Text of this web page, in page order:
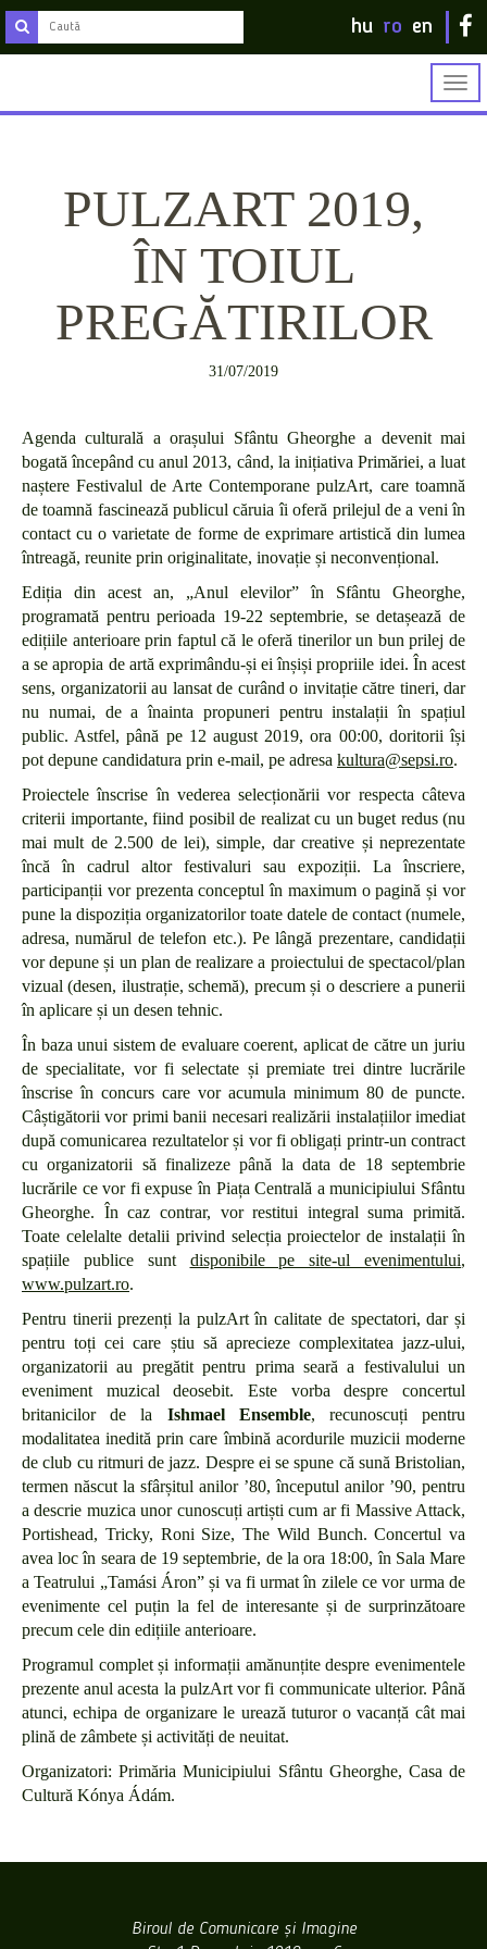
hu ro en
PULZART 2019,
ÎN TOIUL
PREGĂTIRILOR
31/07/2019
Agenda culturală a orașului Sfântu Gheorghe a devenit mai
bogată începând cu anul 2013, când, la inițiativa Primăriei, a luat
naștere Festivalul de Arte Contemporane pulzArt, care toamnă
de toamnă fascinează publicul căruia îi oferă prilejul de a veni în
contact cu o varietate de forme de exprimare artistică din lumea
întreagă, reunite prin originalitate, inovație și neconvențional.
Ediția din acest an, „Anul elevilor” în Sfântu Gheorghe,
programată pentru perioada 19-22 septembrie, se detașează de
edițiile anterioare prin faptul că le oferă tinerilor un bun prilej de
a se apropia de artă exprimându-și ei înșiși propriile idei. În acest
sens, organizatorii au lansat de curând o invitație către tineri, dar
nu numai, de a înainta propuneri pentru instalații în spațiul
public. Astfel, până pe 12 august 2019, ora 00:00, doritorii își
pot depune candidatura prin e-mail, pe adresa kultura@sepsi.ro.
Proiectele înscrise în vederea selecționării vor respecta câteva
criterii importante, fiind posibil de realizat cu un buget redus (nu
mai mult de 2.500 de lei), simple, dar creative și neprezentate
încă în cadrul altor festivaluri sau expoziții. La înscriere,
participanții vor prezenta conceptul în maximum o pagină și vor
pune la dispoziția organizatorilor toate datele de contact (numele,
adresa, numărul de telefon etc.). Pe lângă prezentare, candidații
vor depune și un plan de realizare a proiectului de spectacol/plan
vizual (desen, ilustrație, schemă), precum și o descriere a punerii
în aplicare și un desen tehnic.
În baza unui sistem de evaluare coerent, aplicat de către un juriu
de specialitate, vor fi selectate și premiate trei dintre lucrările
înscrise în concurs care vor acumula minimum 80 de puncte.
Câștigătorii vor primi banii necesari realizării instalațiilor imediat
după comunicarea rezultatelor și vor fi obligați printr-un contract
cu organizatorii să finalizeze până la data de 18 septembrie
lucrările ce vor fi expuse în Piața Centrală a municipiului Sfântu
Gheorghe. În caz contrar, vor restitui integral suma primită.
Toate celelalte detalii privind selecția proiectelor de instalații în
spațiile publice sunt disponibile pe site-ul evenimentului,
www.pulzart.ro.
Pentru tinerii prezenți la pulzArt în calitate de spectatori, dar și
pentru toți cei care știu să aprecieze complexitatea jazz-ului,
organizatorii au pregătit pentru prima seară a festivalului un
eveniment muzical deosebit. Este vorba despre concertul
britanicilor de la Ishmael Ensemble, recunoscuți pentru
modalitatea inedită prin care îmbină acordurile muzicii moderne
de club cu ritmuri de jazz. Despre ei se spune că sună Bristolian,
termen născut la sfârșitul anilor ’80, începutul anilor ’90, pentru
a descrie muzica unor cunoscuți artiști cum ar fi Massive Attack,
Portishead, Tricky, Roni Size, The Wild Bunch. Concertul va
avea loc în seara de 19 septembrie, de la ora 18:00, în Sala Mare
a Teatrului „Tamási Áron” și va fi urmat în zilele ce vor urma de
evenimente cel puțin la fel de interesante și de surprinzătoare
precum cele din edițiile anterioare.
Programul complet și informații amănunțite despre evenimentele
prezente anul acesta la pulzArt vor fi communicate ulterior. Până
atunci, echipa de organizare le urează tuturor o vacanță cât mai
plină de zâmbete și activități de neuitat.
Organizatori: Primăria Municipiului Sfântu Gheorghe, Casa de
Cultură Kónya Ádám.
Biroul de Comunicare şi Imagine